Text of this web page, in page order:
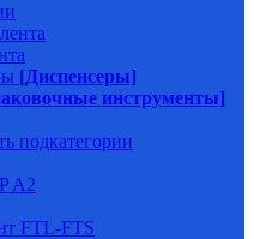
[Диспенсеры]
инструменты]
подкатегории
A2
FTL-FTS